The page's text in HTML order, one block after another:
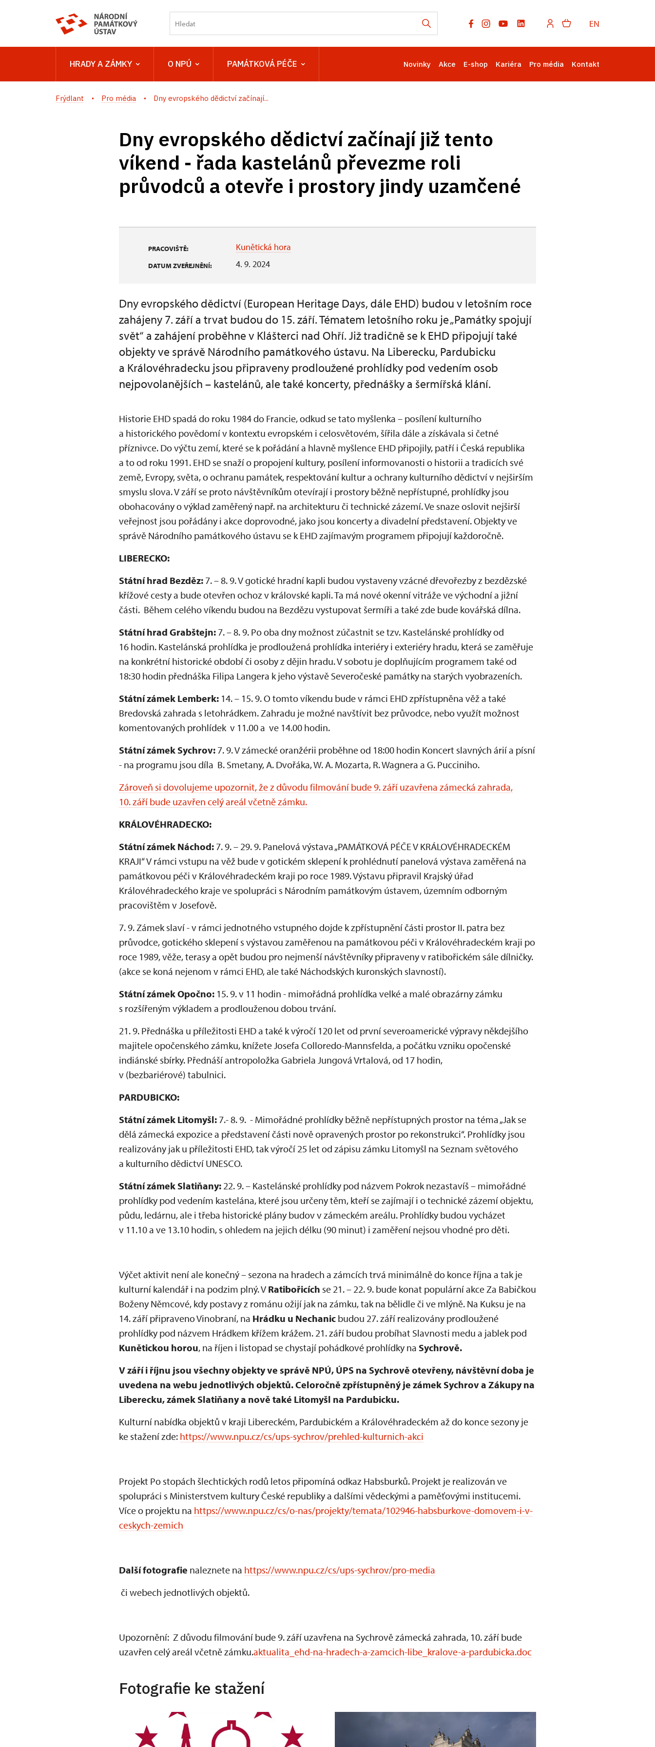
EN
HRADY A ZÁMKY O NPÚ PAMÁTKOVÁ PÉČE Novinky Akce E-shop Kariéra Pro média Kontakt
Frýdlant Pro média Dny evropského dědictví začínají...
Dny evropského dědictví začínají již tento
víkend - řada kastelánů převezme roli
průvodců a otevře i prostory jindy uzamčené
PRACOVIŠTĚ: Kunětická hora
DATUM ZVEŘEJNĚNÍ: 4. 9. 2024
Dny evropského dědictví (European Heritage Days, dále EHD) budou v letošním roce
zahájeny 7. září a trvat budou do 15. září. Tématem letošního roku je „Památky spojují
svět“ a zahájení proběhne v Klášterci nad Ohří. Již tradičně se k EHD připojují také
objekty ve správě Národního památkového ústavu. Na Liberecku, Pardubicku
a Královéhradecku jsou připraveny prodloužené prohlídky pod vedením osob
nejpovolanějších – kastelánů, ale také koncerty, přednášky a šermířská klání.
Historie EHD spadá do roku 1984 do Francie, odkud se tato myšlenka – posílení kulturního
a historického povědomí v kontextu evropském i celosvětovém, šířila dále a získávala si četné
příznivce. Do výčtu zemí, které se k pořádání a hlavně myšlence EHD připojily, patří i Česká republika
a to od roku 1991. EHD se snaží o propojení kultury, posílení informovanosti o historii a tradicích své
země, Evropy, světa, o ochranu památek, respektování kultur a ochrany kulturního dědictví v nejširším
smyslu slova. V září se proto návštěvníkům otevírají i prostory běžně nepřístupné, prohlídky jsou
obohacovány o výklad zaměřený např. na architekturu či technické zázemí. Ve snaze oslovit nejširší
veřejnost jsou pořádány i akce doprovodné, jako jsou koncerty a divadelní představení. Objekty ve
správě Národního památkového ústavu se k EHD zajímavým programem připojují každoročně.
LIBERECKO:
Státní hrad Bezděz: 7. – 8. 9. V gotické hradní kapli budou vystaveny vzácné dřevořezby z bezdězské
křížové cesty a bude otevřen ochoz v královské kapli. Ta má nové okenní vitráže ve východní a jižní
části. Během celého víkendu budou na Bezdězu vystupovat šermíři a také zde bude kovářská dílna.
Státní hrad Grabštejn: 7. – 8. 9. Po oba dny možnost zúčastnit se tzv. Kastelánské prohlídky od
16 hodin. Kastelánská prohlídka je prodloužená prohlídka interiéry i exteriéry hradu, která se zaměřuje
na konkrétní historické období či osoby z dějin hradu. V sobotu je doplňujícím programem také od
18:30 hodin přednáška Filipa Langera k jeho výstavě Severočeské památky na starých vyobrazeních.
Státní zámek Lemberk: 14. – 15. 9. O tomto víkendu bude v rámci EHD zpřístupněna věž a také
Bredovská zahrada s letohrádkem. Zahradu je možné navštívit bez průvodce, nebo využít možnost
komentovaných prohlídek v 11.00 a ve 14.00 hodin.
Státní zámek Sychrov: 7. 9. V zámecké oranžérii proběhne od 18:00 hodin Koncert slavných árií a písní
- na programu jsou díla B. Smetany, A. Dvořáka, W. A. Mozarta, R. Wagnera a G. Pucciniho.
Zároveň si dovolujeme upozornit, že z důvodu filmování bude 9. září uzavřena zámecká zahrada,
10. září bude uzavřen celý areál včetně zámku.
KRÁLOVÉHRADECKO:
Státní zámek Náchod: 7. 9. – 29. 9. Panelová výstava „PAMÁTKOVÁ PÉČE V KRÁLOVÉHRADECKÉM
KRAJI“ V rámci vstupu na věž bude v gotickém sklepení k prohlédnutí panelová výstava zaměřená na
památkovou péči v Královéhradeckém kraji po roce 1989. Výstavu připravil Krajský úřad
Královéhradeckého kraje ve spolupráci s Národním památkovým ústavem, územním odborným
pracovištěm v Josefově.
7. 9. Zámek slaví - v rámci jednotného vstupného dojde k zpřístupnění části prostor II. patra bez
průvodce, gotického sklepení s výstavou zaměřenou na památkovou péči v Královéhradeckém kraji po
roce 1989, věže, terasy a opět budou pro nejmenší návštěvníky připraveny v ratibořickém sále dílničky.
(akce se koná nejenom v rámci EHD, ale také Náchodských kuronských slavností).
Státní zámek Opočno: 15. 9. v 11 hodin - mimořádná prohlídka velké a malé obrazárny zámku
s rozšířeným výkladem a prodlouženou dobou trvání.
21. 9. Přednáška u příležitosti EHD a také k výročí 120 let od první severoamerické výpravy někdejšího
majitele opočenského zámku, knížete Josefa Colloredo-Mannsfelda, a počátku vzniku opočenské
indiánské sbírky. Přednáší antropoložka Gabriela Jungová Vrtalová, od 17 hodin,
v (bezbariérové) tabulnici.
PARDUBICKO:
Státní zámek Litomyšl: 7.- 8. 9. - Mimořádné prohlídky běžně nepřístupných prostor na téma „Jak se
dělá zámecká expozice a představení části nově opravených prostor po rekonstrukci“. Prohlídky jsou
realizovány jak u příležitosti EHD, tak výročí 25 let od zápisu zámku Litomyšl na Seznam světového
a kulturního dědictví UNESCO.
Státní zámek Slatiňany: 22. 9. – Kastelánské prohlídky pod názvem Pokrok nezastavíš – mimořádné
prohlídky pod vedením kastelána, které jsou určeny těm, kteří se zajímají i o technické zázemí objektu,
půdu, ledárnu, ale i třeba historické plány budov v zámeckém areálu. Prohlídky budou vycházet
v 11.10 a ve 13.10 hodin, s ohledem na jejich délku (90 minut) i zaměření nejsou vhodné pro děti.
Výčet aktivit není ale konečný – sezona na hradech a zámcích trvá minimálně do konce října a tak je
kulturní kalendář i na podzim plný. V Ratibořicích se 21. – 22. 9. bude konat populární akce Za Babičkou
Boženy Němcové, kdy postavy z románu ožijí jak na zámku, tak na bělidle či ve mlýně. Na Kuksu je na
14. září připraveno Vinobraní, na Hrádku u Nechanic budou 27. září realizovány prodloužené
prohlídky pod názvem Hrádkem křížem krážem. 21. září budou probíhat Slavnosti medu a jablek pod
Kunětickou horou, na říjen i listopad se chystají pohádkové prohlídky na Sychrově.
V září i říjnu jsou všechny objekty ve správě NPÚ, ÚPS na Sychrově otevřeny, návštěvní doba je
uvedena na webu jednotlivých objektů. Celoročně zpřístupněný je zámek Sychrov a Zákupy na
Liberecku, zámek Slatiňany a nově také Litomyšl na Pardubicku.
Kulturní nabídka objektů v kraji Libereckém, Pardubickém a Královéhradeckém až do konce sezony je
ke stažení zde: https://www.npu.cz/cs/ups-sychrov/prehled-kulturnich-akci
Projekt Po stopách šlechtických rodů letos připomíná odkaz Habsburků. Projekt je realizován ve
spolupráci s Ministerstvem kultury České republiky a dalšími vědeckými a paměťovými institucemi.
Více o projektu na https://www.npu.cz/cs/o-nas/projekty/temata/102946-habsburkove-domovem-i-v-
ceskych-zemich
Další fotografie naleznete na https://www.npu.cz/cs/ups-sychrov/pro-media
či webech jednotlivých objektů.
Upozornění: Z důvodu filmování bude 9. září uzavřena na Sychrově zámecká zahrada, 10. září bude
uzavřen celý areál včetně zámku.aktualita_ehd-na-hradech-a-zamcich-libe_kralove-a-pardubicka.doc
Fotografie ke stažení